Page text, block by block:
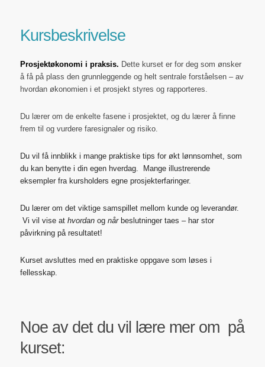
Kursbeskrivelse
Prosjektøkonomi i praksis. Dette kurset er for deg som ønsker
å få på plass den grunnleggende og helt sentrale forståelsen – av
hvordan økonomien i et prosjekt styres og rapporteres.
Du lærer om de enkelte fasene i prosjektet, og du lærer å finne
frem til og vurdere faresignaler og risiko.
Du vil få innblikk i mange praktiske tips for økt lønnsomhet, som
du kan benytte i din egen hverdag. Mange illustrerende
eksempler fra kursholders egne prosjekterfaringer.
Du lærer om det viktige samspillet mellom kunde og leverandør.
Vi vil vise at hvordanog nårbeslutninger taes – har stor
påvirkning på resultatet!
Kurset avsluttes med en praktiske oppgave som løses i
fellesskap.
Noe av det du vil lære mer om på
kurset: